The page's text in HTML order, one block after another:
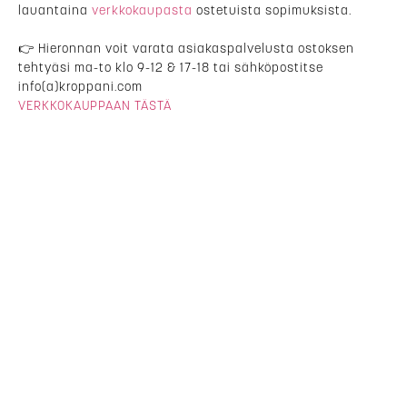
lauantaina verkkokaupasta ostetuista sopimuksista.
👉 Hieronnan voit varata asiakaspalvelusta ostoksen
tehtyäsi ma-to klo 9-12 & 17-18 tai sähköpostitse
info(a)kroppani.com
VERKKOKAUPPAAN TÄSTÄ